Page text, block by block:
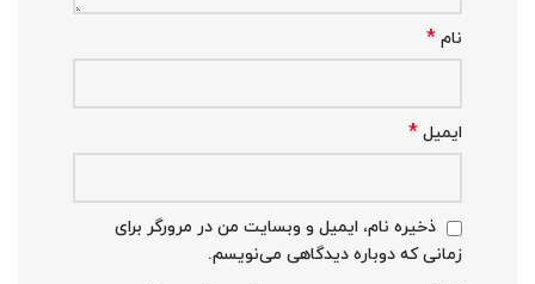
نام *
ایمیل *
ذخیره نام، ایمیل و وبسایت من در مرورگر برای
زمانی که دوباره دیدگاهی می‌نویسم.